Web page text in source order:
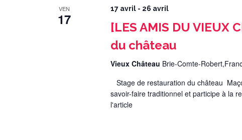
VEN
17
17 avril- 26 avril
[LES AMIS DU VIEUX
du château
Vieux Château Brie-Comte-
Stage de restauration du château
savoir-faire traditionnel et participe à la
l'article